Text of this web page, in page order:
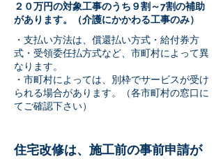
２０万円の対象工事のうち９割～7割の補助
があります。（介護にかかわる工事のみ）
・支払い方法は、償還払い方式・給付券方
式・受領委任払方式など、市町村によって異
なります。
・市町村によっては、別枠でサービスが受け
られる場合があります。（各市町村の窓口に
てご確認下さい）
住宅改修は、施工前の事前申請が